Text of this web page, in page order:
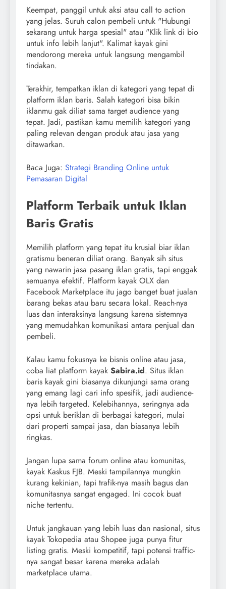
Keempat, panggil untuk aksi atau call to action
yang jelas. Suruh calon pembeli untuk "Hubungi
sekarang untuk harga spesial" atau "Klik link di bio
untuk info lebih lanjut". Kalimat kayak gini
mendorong mereka untuk langsung mengambil
tindakan.
Terakhir, tempatkan iklan di kategori yang tepat di
platform iklan baris. Salah kategori bisa bikin
iklanmu gak diliat sama target audience yang
tepat. Jadi, pastikan kamu memilih kategori yang
paling relevan dengan produk atau jasa yang
ditawarkan.
Baca Juga: Strategi Branding Online untuk
Pemasaran Digital
Platform Terbaik untuk Iklan
Baris Gratis
Memilih platform yang tepat itu krusial biar iklan
gratismu beneran diliat orang. Banyak sih situs
yang nawarin jasa pasang iklan gratis, tapi enggak
semuanya efektif. Platform kayak OLX dan
Facebook Marketplace itu jago banget buat jualan
barang bekas atau baru secara lokal. Reach-nya
luas dan interaksinya langsung karena sistemnya
yang memudahkan komunikasi antara penjual dan
pembeli.
Kalau kamu fokusnya ke bisnis online atau jasa,
coba liat platform kayak Sabira.id. Situs iklan
baris kayak gini biasanya dikunjungi sama orang
yang emang lagi cari info spesifik, jadi audience-
nya lebih targeted. Kelebihannya, seringnya ada
opsi untuk beriklan di berbagai kategori, mulai
dari properti sampai jasa, dan biasanya lebih
ringkas.
Jangan lupa sama forum online atau komunitas,
kayak Kaskus FJB. Meski tampilannya mungkin
kurang kekinian, tapi trafik-nya masih bagus dan
komunitasnya sangat engaged. Ini cocok buat
niche tertentu.
Untuk jangkauan yang lebih luas dan nasional, situs
kayak Tokopedia atau Shopee juga punya fitur
listing gratis. Meski kompetitif, tapi potensi traffic-
nya sangat besar karena mereka adalah
marketplace utama.